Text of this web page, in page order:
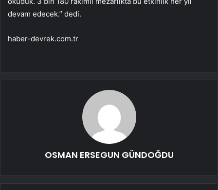
devam edecek.” dedi.
haber-devrek.com.tr
OSMAN ERSEGUN GÜNDOĞDU